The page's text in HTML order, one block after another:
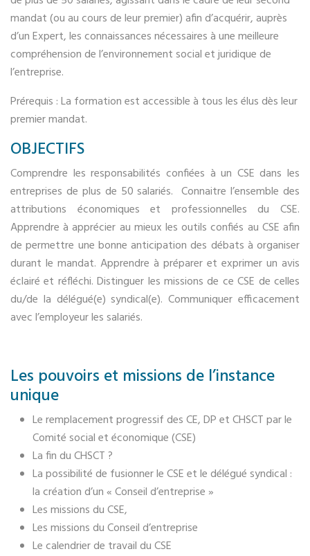
mandat (ou au cours de leur premier) afin d’acquérir, auprès
d’un Expert, les connaissances nécessaires à une meilleure
compréhension de l’environnement social et juridique de
l’entreprise.
Prérequis : La formation est accessible à tous les élus dès leur
premier mandat.
OBJECTIFS
Comprendre les responsabilités confiées à un CSE dans les
entreprises de plus de 50 salariés. Connaitre l’ensemble des
attributions économiques et professionnelles du CSE.
Apprendre à apprécier au mieux les outils confiés au CSE afin
de permettre une bonne anticipation des débats à organiser
durant le mandat. Apprendre à préparer et exprimer un avis
éclairé et réfléchi. Distinguer les missions de ce CSE de celles
du/de la délégué(e) syndical(e). Communiquer efficacement
avec l’employeur les salariés.
Les pouvoirs et missions de l’instance
unique
Le remplacement progressif des CE, DP et CHSCT par le
Comité social et économique (CSE)
La fin du CHSCT ?
La possibilité de fusionner le CSE et le délégué syndical :
la création d’un « Conseil d’entreprise »
Les missions du CSE,
Les missions du Conseil d’entreprise
Le calendrier de travail du CSE